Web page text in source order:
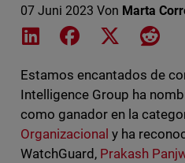
07 Juni 2023 Von Marta
Share on LinkedIn
Share on Facebook
Share on X
Estamos encantados de
Intelligence Group ha
como ganador en la
Organizacional y ha
WatchGuard, Prakash